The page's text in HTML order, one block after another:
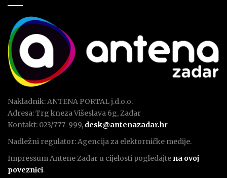
Nakladnik: ANTENA PORTAL j.d.o.o.
Adresa: Trg kneza Višeslava 6g, Zadar
Kontakt: 023/777-999, desk@antenazadar.hr
Nadležni regulator: Agencija za elektorničke medije.
Impressum Antene Zadar u cijelosti pogledajte na ovoj
poveznici.